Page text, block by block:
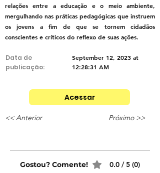
relações entre a educação e o meio ambiente,
mergulhando nas práticas pedagógicas que instruem
os jovens a fim de que se tornem cidadãos
conscientes e críticos do reflexo de suas ações.
Data de
publicação:
September 12, 2023 at
12:28:31 AM
Acessar
<< Anterior Próximo >>
Gostou? Comente! 0.0 / 5 (0)